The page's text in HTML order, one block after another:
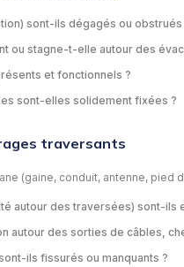
sont-ils dégagés ou
ou stagne-t-elle autour des
et fonctionnels ?
sont-elles solidement fixées ?
traversants
(gaine, conduit, antenne,
autour des traversées) sont-ils
autour des sorties de câbles,
ils fissurés ou manquants ?